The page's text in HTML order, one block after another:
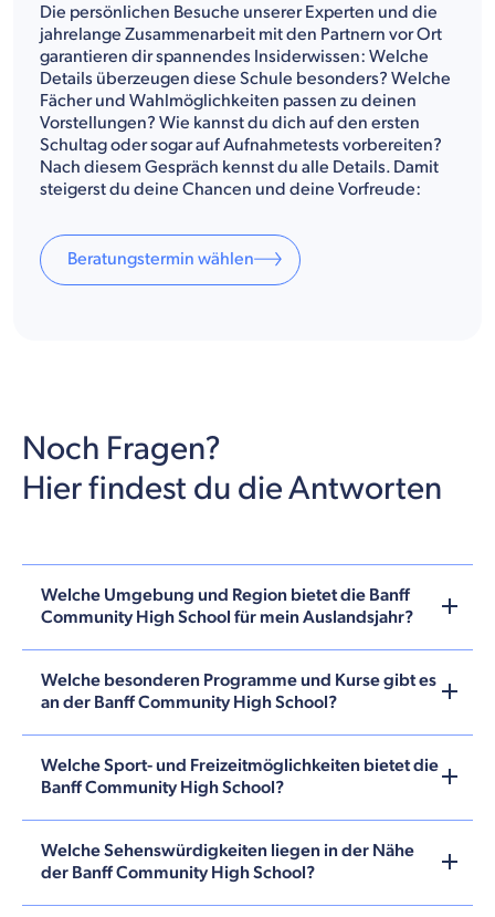
Die persönlichen Besuche unserer Experten und die
jahrelange Zusammenarbeit mit den Partnern vor Ort
garantieren dir spannendes Insiderwissen: Welche
Details überzeugen diese Schule besonders? Welche
Fächer und Wahlmöglichkeiten passen zu deinen
Vorstellungen? Wie kannst du dich auf den ersten
Schultag oder sogar auf Aufnahmetests vorbereiten?
Nach diesem Gespräch kennst du alle Details. Damit
steigerst du deine Chancen und deine Vorfreude:
Beratungstermin wählen
Noch Fragen?
Hier findest du die Antworten
Welche Umgebung und Region bietet die Banff
Community High School für mein Auslandsjahr?
Welche besonderen Programme und Kurse gibt es
an der Banff Community High School?
Welche Sport- und Freizeitmöglichkeiten bietet die
Banff Community High School?
Welche Sehenswürdigkeiten liegen in der Nähe
der Banff Community High School?